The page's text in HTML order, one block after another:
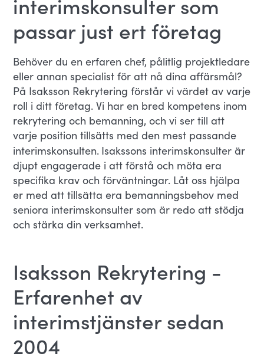
passar just ert företag
Behöver du en erfaren chef, pålitlig projektledare
eller annan specialist för att nå dina affärsmål?
På Isaksson Rekrytering förstår vi värdet av varje
roll i ditt företag. Vi har en bred kompetens inom
rekrytering och bemanning, och vi ser till att
varje position tillsätts med den mest passande
interimskonsulten. Isakssons interimskonsulter är
djupt engagerade i att förstå och möta era
specifika krav och förväntningar. Låt oss hjälpa
er med att tillsätta era bemanningsbehov med
seniora interimskonsulter som är redo att stödja
och stärka din verksamhet.
Isaksson Rekrytering -
Erfarenhet av
interimstjänster sedan
2004